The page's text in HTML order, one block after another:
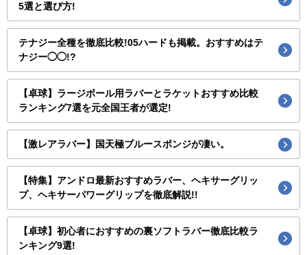
5選と選び方!
テナジー全種を徹底比較!05ハードも掲載。おすすめはテ
ナジー◯◯!?
【卓球】ラージボール用ラバーとラケットおすすめ比較
ランキング7選を元全国王者が選定!
【激レアラバー】国天極ブルースポンジが凄い。
【特集】アンドロ最新おすすめラバー、ヘキサーグリッ
プ、ヘキサーパワーグリップを徹底解説!!
【卓球】初心者におすすめの裏ソフトラバー徹底比較ラ
ンキング9選!